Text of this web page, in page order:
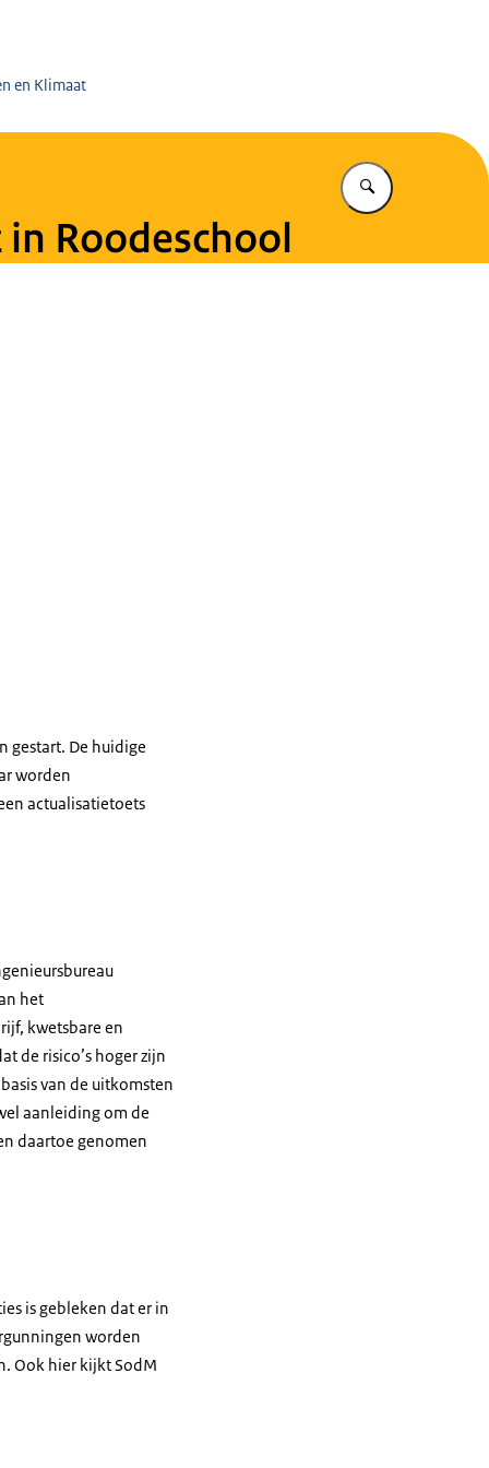
en Klimaat
Vul in wat u
Roodeschool
gestart. De huidige
worden
actualisatietoets
het
kwetsbare en
de risico’s hoger zijn
van de uitkomsten
aanleiding om de
daartoe genomen
is gebleken dat er in
worden
Ook hier kijkt SodM